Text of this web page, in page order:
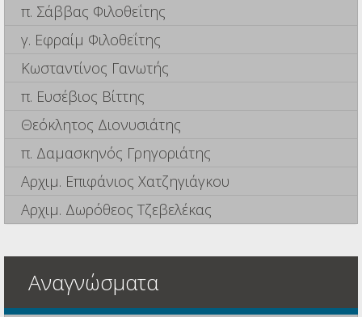
π. Σάββας Φιλοθεΐτης
γ. Εφραίμ Φιλοθεΐτης
Κωσταντίνος Γανωτής
π. Ευσέβιος Βίττης
Θεόκλητος Διονυσιάτης
π. Δαμασκηνός Γρηγοριάτης
Αρχιμ. Επιφάνιος Χατζηγιάγκου
Αρχιμ. Δωρόθεος Τζεβελέκας
Αναγνώσματα